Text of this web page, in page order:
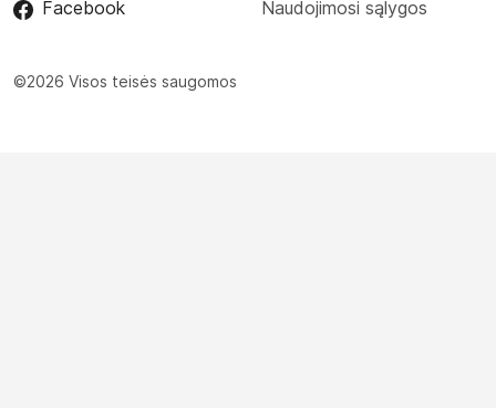
Facebook Naudojimosi sąlygos
©2026 Visos teisės saugomos